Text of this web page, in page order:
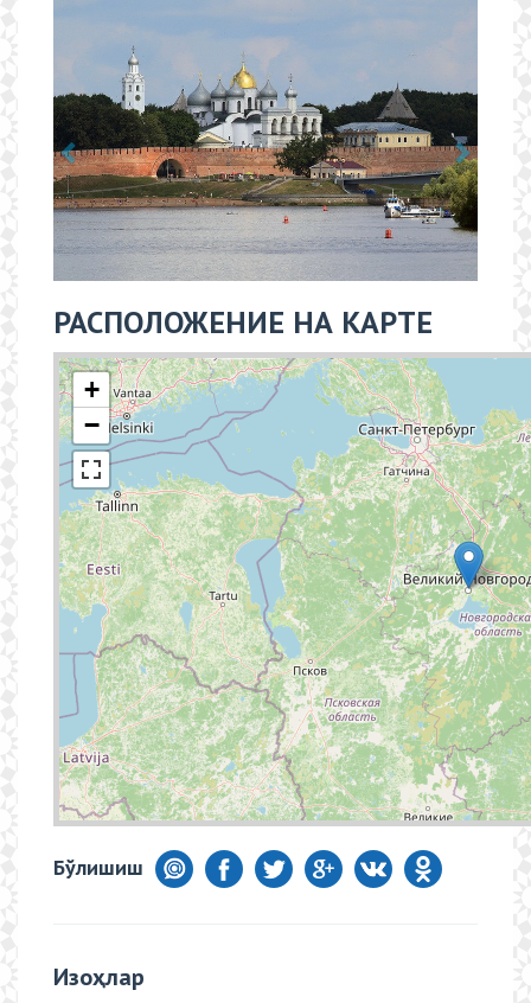
РАСПОЛОЖЕНИЕ НА КАРТЕ
+
−
Бўлишиш
Изоҳлар